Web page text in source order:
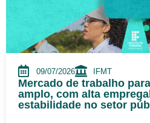
09/07/2026 IFMT
Mercado de trabalho
amplo, com alta
estabilidade no setor